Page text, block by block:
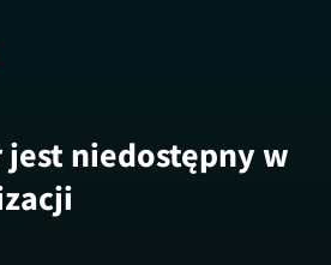
jest niedostępny w